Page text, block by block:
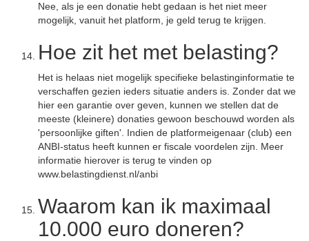
Nee, als je een donatie hebt gedaan is het niet meer
mogelijk, vanuit het platform, je geld terug te krijgen.
Hoe zit het met belasting?
Het is helaas niet mogelijk specifieke belastinginformatie te
verschaffen gezien ieders situatie anders is. Zonder dat we
hier een garantie over geven, kunnen we stellen dat de
meeste (kleinere) donaties gewoon beschouwd worden als
'persoonlijke giften'. Indien de platformeigenaar (club) een
ANBI-status heeft kunnen er fiscale voordelen zijn. Meer
informatie hierover is terug te vinden op
www.belastingdienst.nl/anbi
Waarom kan ik maximaal
10.000 euro doneren?